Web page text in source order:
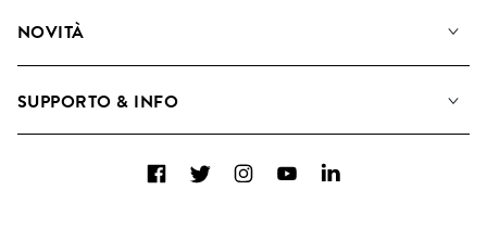
Come utilizziamo l'intelligenza artificiale
NOVITÀ
SUPPORTO & INFO
FacebookTwitterInstagramYouTubeLinkedIn